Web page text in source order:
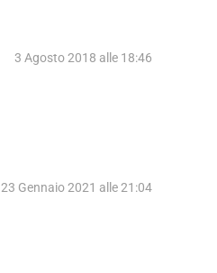
3 Agosto 2018 alle 18:46
23 Gennaio 2021 alle 21:04